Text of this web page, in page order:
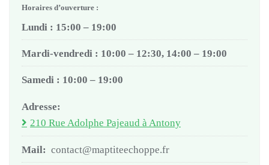
Horaires d’ouverture :
Lundi : 15:00 – 19:00
Mardi-vendredi : 10:00 – 12:30, 14:00 – 19:00
Samedi : 10:00 – 19:00
Adresse:
210 Rue Adolphe Pajeaud à Antony
Mail: contact@maptiteechoppe.fr